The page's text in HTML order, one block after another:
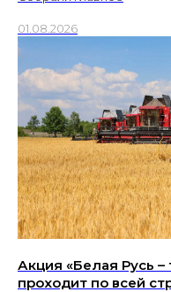
01.08.2026
Акция «Белая Русь
проходит по всей